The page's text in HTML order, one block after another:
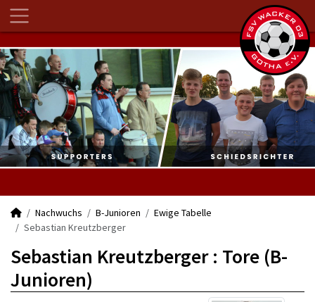
Nachwuchs B-Junioren
Ewige Tabelle
Sebastian Kreutzberger
Sebastian Kreutzberger : Tore (B-
Junioren)